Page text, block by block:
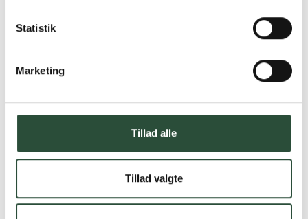
Statistik
Marketing
Tillad alle
Tillad valgte